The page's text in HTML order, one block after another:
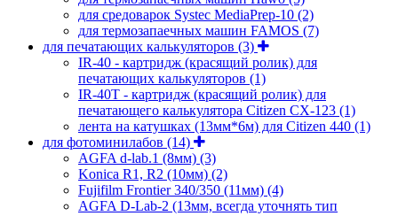
для средоварок Systec MediaPrep-10 (2)
для термозапаечных машин FAMOS (7)
для печатающих калькуляторов (3)
IR-40 - картридж (красящий ролик) для
печатающих калькуляторов (1)
IR-40T - картридж (красящий ролик) для
печатающего калькулятора Citizen CX-123 (1)
лента на катушках (13мм*6м) для Citizen 440 (1)
для фотоминилабов (14)
AGFA d-lab.1 (8мм) (3)
Konica R1, R2 (10мм) (2)
Fujifilm Frontier 340/350 (11мм) (4)
AGFA D-Lab-2 (13мм, всегда уточнять тип